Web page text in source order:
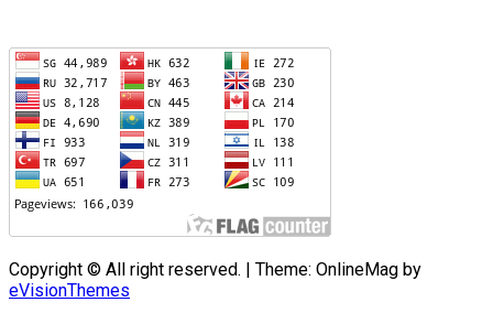
Copyright © All right reserved. | Theme: OnlineMag by
eVisionThemes